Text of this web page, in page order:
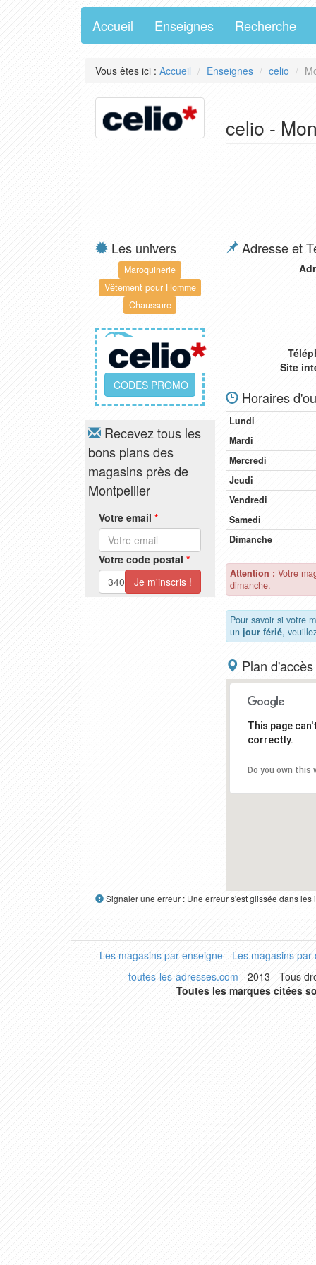
Accueil Enseignes Recherche
Vous êtes ici : Accueil Enseignes celio
celio -
Les univers
Maroquinerie
Vêtement pour Homme
Chaussure
CODES PROMO
Recevez tous les
bons plans des
magasins près de
Montpellier
Votre email *
Votre code postal *
Adresse et
Site
Horaires
Lundi
Mardi
Mercredi
Jeudi
Vendredi
Samedi
Dimanche
Attention : Votre
dimanche.
Pour savoir si votre
un jour férié,
Plan d'accès
This page
correctly.
Do you own this
Signaler une erreur : Une erreur s'est glissée dans
Les magasins par enseigne- Les magasins par
toutes-les-adresses.com - 2013 - Tous
Toutes les marques citées